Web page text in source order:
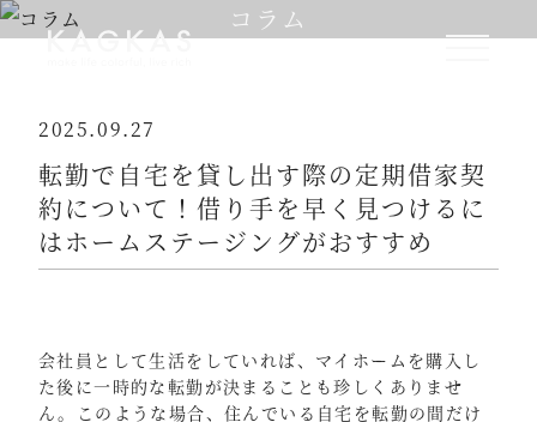
コラム
2025.09.27
転勤で自宅を貸し出す際の定期借家契
約について！借り手を早く見つけるに
はホームステージングがおすすめ
会社員として生活をしていれば、マイホームを購入し
た後に一時的な転勤が決まることも珍しくありませ
ん。このような場合、住んでいる自宅を転勤の間だけ